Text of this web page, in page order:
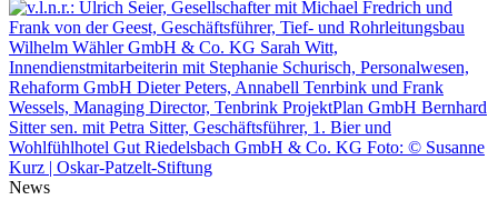
News